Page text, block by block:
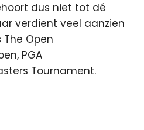
dus niet tot dé
verdient veel aanzien
Open
PGA
Tournament.